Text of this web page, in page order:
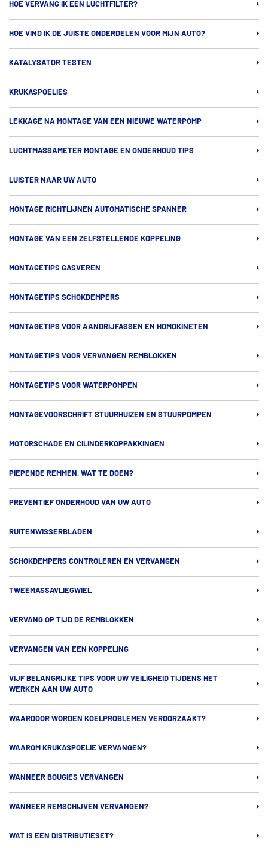
HOE VERVANG IK EEN LUCHTFILTER?
HOE VIND IK DE JUISTE ONDERDELEN VOOR MIJN AUTO?
KATALYSATOR TESTEN
KRUKASPOELIES
LEKKAGE NA MONTAGE VAN EEN NIEUWE WATERPOMP
LUCHTMASSAMETER MONTAGE EN ONDERHOUD TIPS
LUISTER NAAR UW AUTO
MONTAGE RICHTLIJNEN AUTOMATISCHE SPANNER
MONTAGE VAN EEN ZELFSTELLENDE KOPPELING
MONTAGETIPS GASVEREN
MONTAGETIPS SCHOKDEMPERS
MONTAGETIPS VOOR AANDRIJFASSEN EN HOMOKINETEN
MONTAGETIPS VOOR VERVANGEN REMBLOKKEN
MONTAGETIPS VOOR WATERPOMPEN
MONTAGEVOORSCHRIFT STUURHUIZEN EN STUURPOMPEN
MOTORSCHADE EN CILINDERKOPPAKKINGEN
PIEPENDE REMMEN, WAT TE DOEN?
PREVENTIEF ONDERHOUD VAN UW AUTO
RUITENWISSERBLADEN
SCHOKDEMPERS CONTROLEREN EN VERVANGEN
TWEEMASSAVLIEGWIEL
VERVANG OP TIJD DE REMBLOKKEN
VERVANGEN VAN EEN KOPPELING
VIJF BELANGRIJKE TIPS VOOR UW VEILIGHEID TIJDENS HET
WERKEN AAN UW AUTO
WAARDOOR WORDEN KOELPROBLEMEN VEROORZAAKT?
WAAROM KRUKASPOELIE VERVANGEN?
WANNEER BOUGIES VERVANGEN
WANNEER REMSCHIJVEN VERVANGEN?
WAT IS EEN DISTRIBUTIESET?